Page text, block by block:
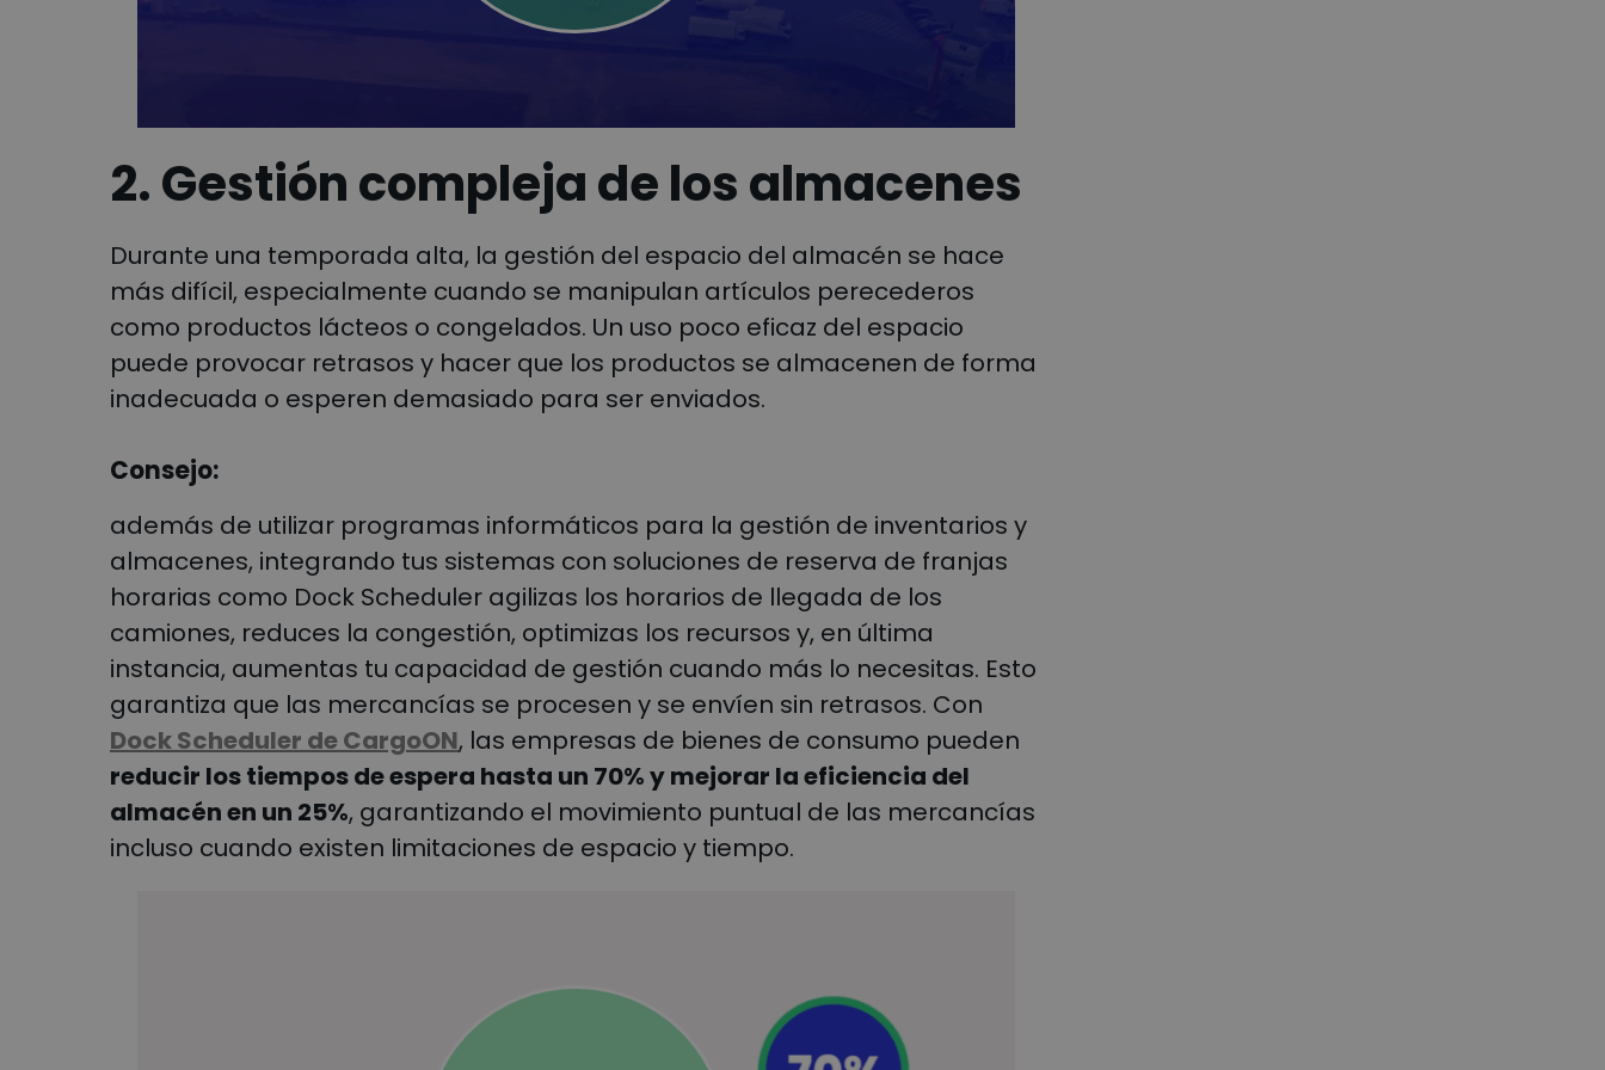
2. Gestión compleja de los almacenes
Durante una temporada alta, la gestión del espacio del almacén se hace
más difícil, especialmente cuando se manipulan artículos perecederos
como productos lácteos o congelados. Un uso poco eficaz del espacio
puede provocar retrasos y hacer que los productos se almacenen de forma
inadecuada o esperen demasiado para ser enviados.
Consejo:
además de utilizar programas informáticos para la gestión de inventarios y
almacenes, integrando tus sistemas con soluciones de reserva de franjas
horarias como Dock Scheduler agilizas los horarios de llegada de los
camiones, reduces la congestión, optimizas los recursos y, en última
instancia, aumentas tu capacidad de gestión cuando más lo necesitas. Esto
garantiza que las mercancías se procesen y se envíen sin retrasos. Con
Dock Scheduler de CargoON, las empresas de bienes de consumo pueden
reducir los tiempos de espera hasta un 70% y mejorar la eficiencia del
almacén en un 25%, garantizando el movimiento puntual de las mercancías
incluso cuando existen limitaciones de espacio y tiempo.